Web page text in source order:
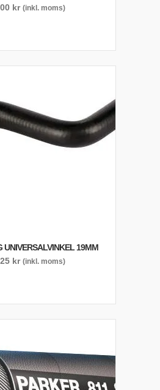
kr (inkl. moms)
UNIVERSALVINKEL 19MM
kr (inkl. moms)